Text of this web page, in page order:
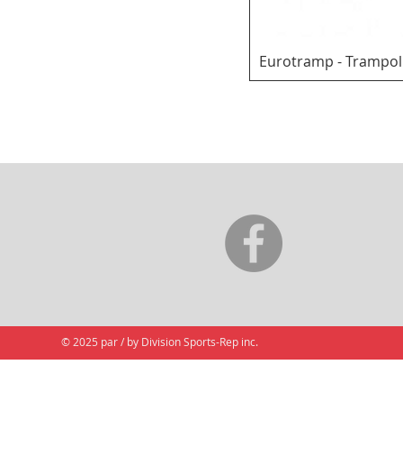
Eurotramp -
© 2025 par / by Division Sports-Rep inc.